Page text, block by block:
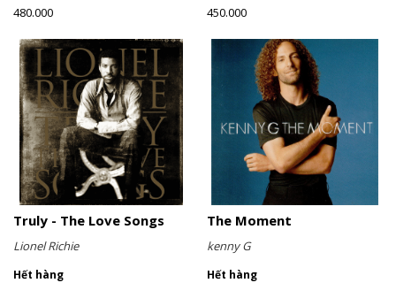
480.000
450.000
Truly - The Love Songs
Lionel Richie
Hết hàng
The Moment
kenny G
Hết hàng